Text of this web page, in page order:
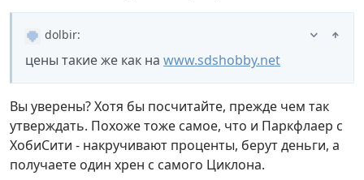
dolbir:
цены такие же как на www.sdshobby.net
Вы уверены? Хотя бы посчитайте, прежде чем так
утверждать. Похоже тоже самое, что и Паркфлаер с
ХобиСити - накручивают проценты, берут деньги, а
получаете один хрен с самого Циклона.